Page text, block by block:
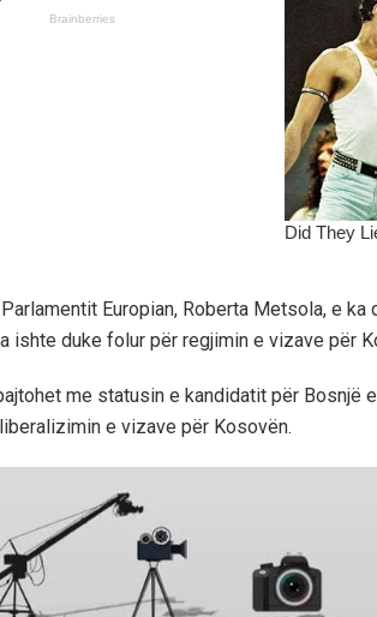
Europian, Roberta Metsola, e ka
ishte duke folur për regjimin e vizave për
me statusin e kandidatit për Bosnjë
e vizave për Kosovën.